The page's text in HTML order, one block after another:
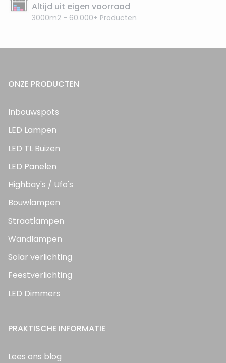
Altijd uit eigen voorraad
3000m2 - 60.000+ Producten
ONZE PRODUCTEN
Inbouwspots
LED Lampen
LED TL Buizen
LED Panelen
Highbay's / Ufo's
Bouwlampen
Straatlampen
Wandlampen
Solar verlichting
Feestverlichting
LED Dimmers
PRAKTISCHE INFORMATIE
Lees ons blog